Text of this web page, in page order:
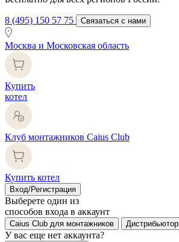
8 (495) 150 57 75 Связаться с нами
Москва и Московская область
Купить
котел
Клуб монтажников Caius Club
Купить котел
Вход/Регистрация
Выберете один из
способов входа в аккаунт
Caius Club для монтажников Дистрибьютор
У вас еще нет аккаунта?